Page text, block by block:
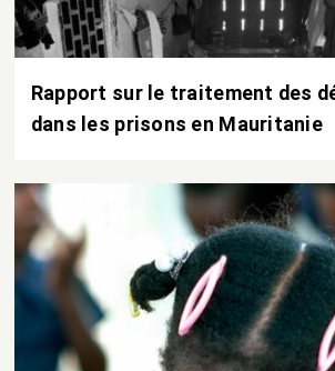
Rapport sur le traitement des
dans les prisons en Mauritanie